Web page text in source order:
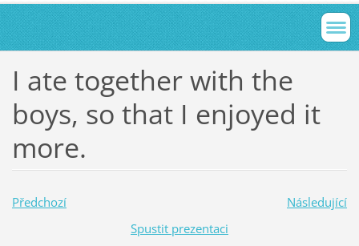
I ate together with the
boys, so that I enjoyed it
more.
Předchozí
Následující
Spustit prezentaci